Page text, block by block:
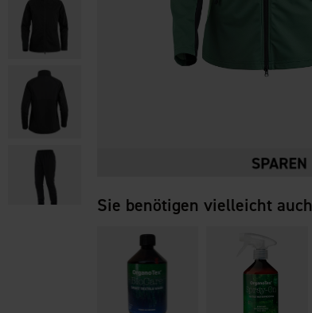
Sie benötigen vielleicht auch